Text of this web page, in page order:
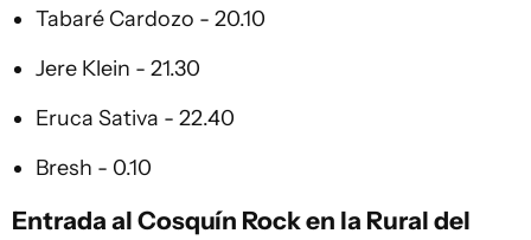
Tabaré Cardozo - 20.10
Jere Klein - 21.30
Eruca Sativa - 22.40
Bresh - 0.10
Entrada al Cosquín Rock en la Rural del